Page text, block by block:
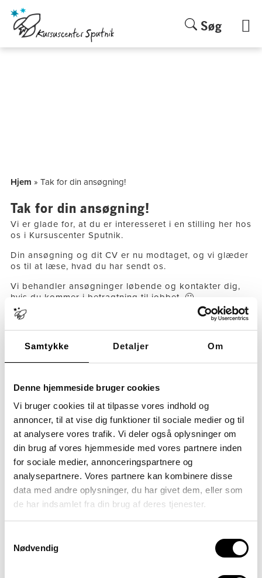
Samtykke Detaljer Om
Denne hjemmeside bruger cookies
Vi bruger cookies til at tilpasse vores indhold og
annoncer, til at vise dig funktioner til sociale medier og til
at analysere vores trafik. Vi deler også oplysninger om
din brug af vores hjemmeside med vores partnere inden
for sociale medier, annonceringspartnere og
analysepartnere. Vores partnere kan kombinere disse
data med andre oplysninger, du har givet dem, eller som
de har indsamlet fra din brug af deres tjenester.
Nødvendig
Hop
Søg
Hjem » Tak for din ansøgning!
Tak for din ansøgning!
Vi er glade for, at du er interesseret i en stilling her hos
os i Kursuscenter Sputnik.
Din ansøgning og dit CV er nu modtaget, og vi glæder
os til at læse, hvad du har sendt os.
Vi behandler ansøgninger løbende og kontakter dig,
hvis du kommer i betragtning til jobbet. 🙂
Bedste hilsner
fra Kursuscenter Sputnik
PS. Vi behandler dine oplysninger i overensstemmelse
Gør som knap 3.000 andre og skriv dig op til
Sputniks nyhedsbrev
Vi giver dig:
nyeste faglig viden inden for det special- og
socialpædagogiske område
invitationer til vores populære faglige temaaftener
(gratis at deltage i)
STU og Kursuscenter Sputnik